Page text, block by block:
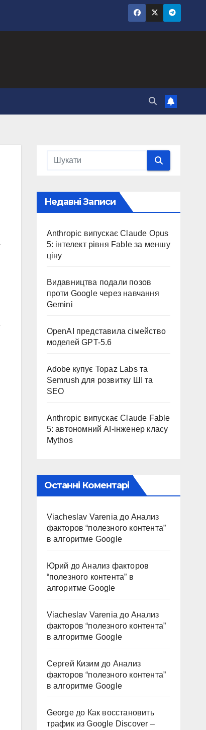
Недавні Записи
Anthropic випускає Claude Opus
5: інтелект рівня Fable за меншу
ціну
Видавництва подали позов
проти Google через навчання
Gemini
OpenAI представила сімейство
моделей GPT-5.6
Adobe купує Topaz Labs та
Semrush для розвитку ШІ та
SEO
Anthropic випускає Claude Fable
5: автономний AI-інженер класу
Mythos
Останні Коментарі
Viacheslav Varenia до Анализ
факторов “полезного контента”
в алгоритме Google
Юрий доАнализ факторов
“полезного контента” в
алгоритме Google
Viacheslav Varenia до Анализ
факторов “полезного контента”
в алгоритме Google
Сергей Кизим до Анализ
факторов “полезного контента”
в алгоритме Google
Georgeдо Как восстановить
трафик из Google Discover –